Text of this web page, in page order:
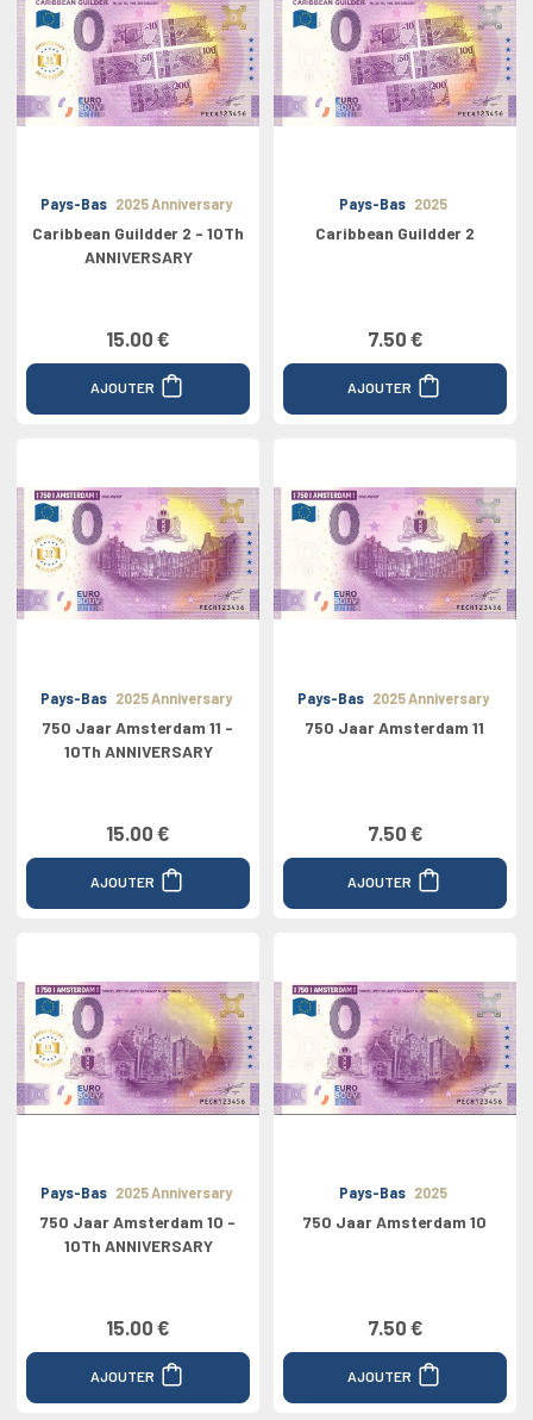
Pays-Bas 2025 Anniversary
Caribbean Guildder 2 - 10Th
ANNIVERSARY
15.00 €
AJOUTER
Pays-Bas 2025
Caribbean Guildder 2
7.50 €
AJOUTER
Pays-Bas 2025 Anniversary
750 Jaar Amsterdam 11 -
10Th ANNIVERSARY
15.00 €
AJOUTER
Pays-Bas 2025 Anniversary
750 Jaar Amsterdam 11
7.50 €
AJOUTER
Pays-Bas 2025 Anniversary
750 Jaar Amsterdam 10 -
10Th ANNIVERSARY
15.00 €
AJOUTER
Pays-Bas 2025
750 Jaar Amsterdam 10
7.50 €
AJOUTER